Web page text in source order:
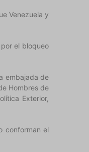
Venezuela y
el bloqueo
embajada de
Hombres de
Exterior,
conforman el